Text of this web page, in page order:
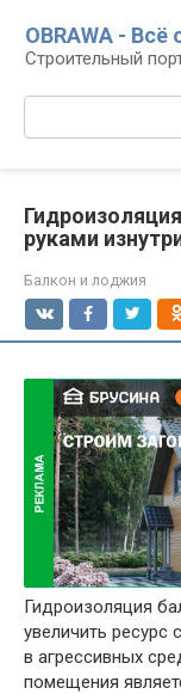
контенту
OBRAWA - Всё
Строительный
руками
Балкон и лоджия
Гидроизоляция
увеличить ресурс
в агрессивных
помещения